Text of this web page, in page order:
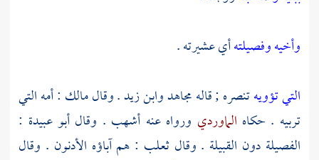
وأخيه وفصيلتهأي عشيرته .
التي تؤويهتنصره ; قالهمجاهدوابن زيد. وقالمالك : أمه التي
تربيه . حكاه الماوردي ورواه عنه أشهب . وقال أبو عبيدة :
الفصيلة دون القبيلة . وقالثعلب : هم آباؤه الأدنون . وقال